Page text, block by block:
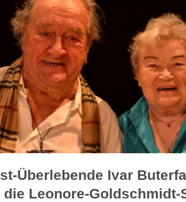
Über­le­bende Ivar
Leonore-Goldschmidt-